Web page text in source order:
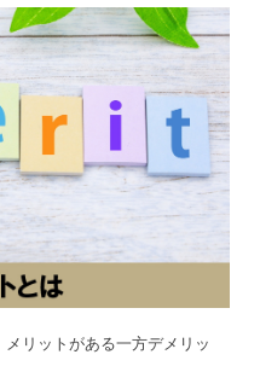
リットがある一方デメリッ